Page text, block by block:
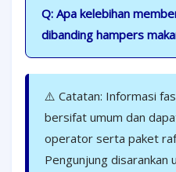
Q: Apa kelebihan
dibanding hampers
⚠️ Catatan: Informasi
bersifat umum dan
operator serta paket
Pengunjung disarankan